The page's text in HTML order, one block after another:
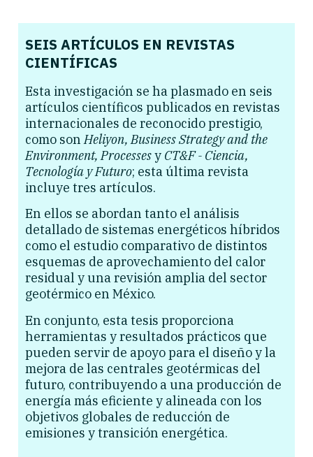
SEIS ARTÍCULOS EN REVISTAS
CIENTÍFICAS
Esta investigación se ha plasmado en seis
artículos científicos publicados en revistas
internacionales de reconocido prestigio,
como sonHeliyon, Business Strategy and the
Environment, Processesy CT&F - Ciencia,
Tecnología y Futuro; esta última revista
incluye tres artículos.
En ellos se abordan tanto el análisis
detallado de sistemas energéticos híbridos
como el estudio comparativo de distintos
esquemas de aprovechamiento del calor
residual y una revisión amplia del sector
geotérmico en México.
En conjunto, esta tesis proporciona
herramientas y resultados prácticos que
pueden servir de apoyo para el diseño y la
mejora de las centrales geotérmicas del
futuro, contribuyendo a una producción de
energía más eficiente y alineada con los
objetivos globales de reducción de
emisiones y transición energética.